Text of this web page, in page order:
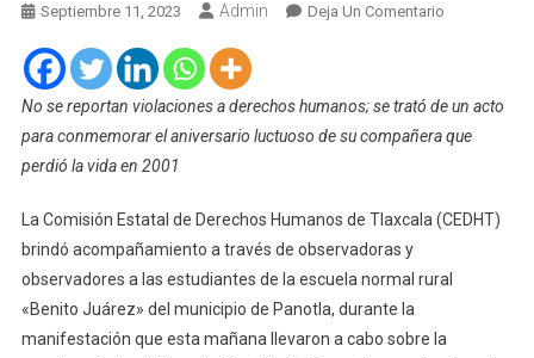
Septiembre 11, 2023 Admin Deja Un ComentarioEn
Estudiantes
Normal
De
No se reportan violaciones a derechos humanos; se trató de un acto
para conmemorar el aniversario luctuoso de su compañera que
perdió la vida en 2001
La Comisión Estatal de Derechos Humanos de Tlaxcala (CEDHT)
brindó acompañamiento a través de observadoras y
observadores a las estudiantes de la escuela normal rural
«Benito Juárez» del municipio de Panotla, durante la
manifestación que esta mañana llevaron a cabo sobre la